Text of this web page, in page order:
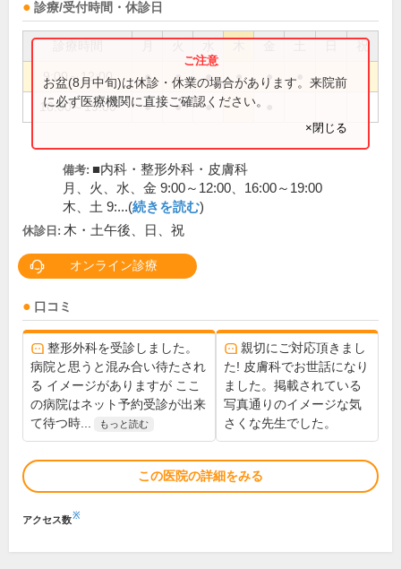
診療/受付時間・休診日
祝
9:00～12:00 ● ● ● ● ●
16:00～19:00 ● ● ●
お盆(8月中旬)は休診・休業の場合があります。来院前
に必ず医療機関に直接ご確認ください。
×閉じる
備考: ■内科・整形外科・皮膚科
月、火、水、金 9:00～12:00、16:00～19:00
木、土 9:...(続きを読む)
休診日: 木・土午後、日、祝
オンライン診療
口コミ
整形外科を受診しました。
病院と思うと混み合い待たされ
る イメージがありますが ここ
の病院はネット予約受診が出来
て待つ時...
もっと読む
親切にご対応頂きまし
た! 皮膚科でお世話になり
ました。掲載されている
写真通りのイメージな気
さくな先生でした。
この医院の詳細をみる
アクセス数※